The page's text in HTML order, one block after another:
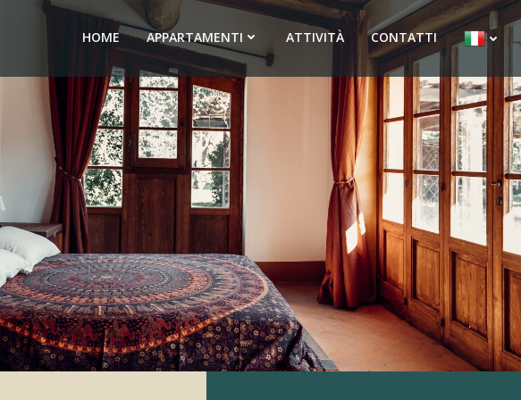
HOME APPARTAMENTI ATTIVITÀ CONTATTI